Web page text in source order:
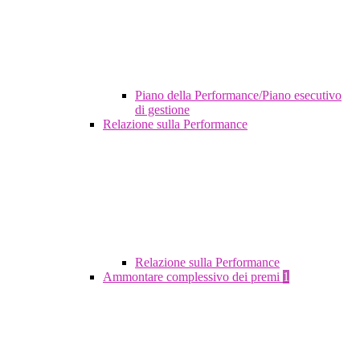
Piano della Performance/Piano esecutivo
di gestione
Relazione sulla Performance
Relazione sulla Performance
Ammontare complessivo dei premi 1